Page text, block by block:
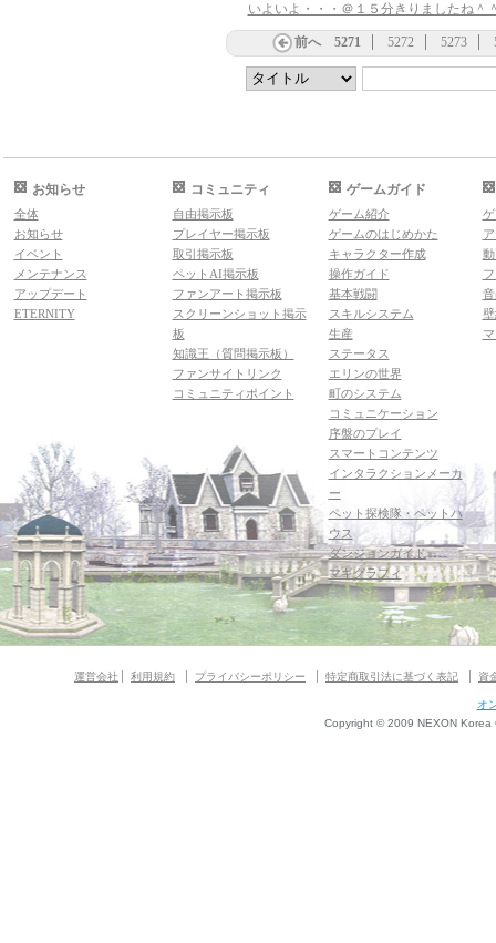
いよいよ・・・＠１５分きりましたね＾
前へ 5271 5272 5273
お知らせ
全体
お知らせ
イベント
メンテナンス
アップデート
ETERNITY
コミュニティ
自由掲示板
プレイヤー掲示板
取引掲示板
ペットAI掲示板
ファンアート掲示板
スクリーンショット掲示
板
知識王（質問掲示板）
ファンサイトリンク
コミュニティポイント
ゲームガイド
ゲーム紹介
ゲームのはじめかた
キャラクター作成
操作ガイド
基本戦闘
スキルシステム
生産
ステータス
エリンの世界
町のシステム
コミュニケーション
序盤のプレイ
スマートコンテンツ
インタラクションメーカ
ー
ペット探検隊・ペットハ
ウス
ダンジョンガイド
マギグラフィ
運営会社 利用規約 プライバシーポリシー 特定商取引法に基づく表記 資
オ
Copyright © 2009 NEXON Korea